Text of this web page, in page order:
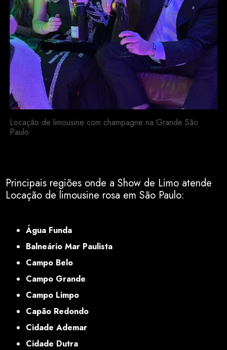
Locação de limousine com champagne na Grande São
Paulo
Principais regiões onde a Show de Limo atende
Locação de limousine rosa em São Paulo:
Água Funda
Balneário Mar Paulista
Campo Belo
Campo Grande
Campo Limpo
Capão Redondo
Cidade Ademar
Cidade Dutra